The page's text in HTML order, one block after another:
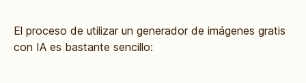
El proceso de utilizar un generador de imágenes gratis
con IA es bastante sencillo: